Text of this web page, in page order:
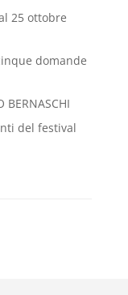
25 ottobre
domande
del festival